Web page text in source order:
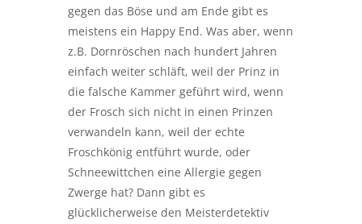
gegen das Böse und am Ende gibt es
meistens ein Happy End. Was aber, wenn
z.B. Dornröschen nach hundert Jahren
einfach weiter schläft, weil der Prinz in
die falsche Kammer geführt wird, wenn
der Frosch sich nicht in einen Prinzen
verwandeln kann, weil der echte
Froschkönig entführt wurde, oder
Schneewittchen eine Allergie gegen
Zwerge hat? Dann gibt es
glücklicherweise den Meisterdetektiv